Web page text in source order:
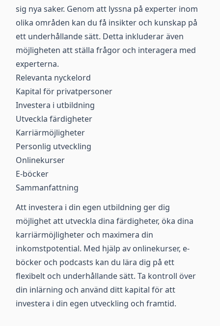
sig nya saker. Genom att lyssna på experter inom
olika områden kan du få insikter och kunskap på
ett underhållande sätt. Detta inkluderar även
möjligheten att ställa frågor och interagera med
experterna.
Relevanta nyckelord
Kapital för privatpersoner
Investera i utbildning
Utveckla färdigheter
Karriärmöjligheter
Personlig utveckling
Onlinekurser
E-böcker
Sammanfattning
Att investera i din egen utbildning ger dig
möjlighet att utveckla dina färdigheter, öka dina
karriärmöjligheter och maximera din
inkomstpotential. Med hjälp av onlinekurser, e-
böcker och podcasts kan du lära dig på ett
flexibelt och underhållande sätt. Ta kontroll över
din inlärning och använd ditt kapital för att
investera i din egen utveckling och framtid.